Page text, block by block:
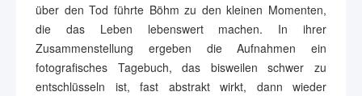
über den Tod führte Böhm zu den kleinen Momenten,
die das Leben lebenswert machen. In ihrer
Zusammenstellung ergeben die Aufnahmen ein
fotografisches Tagebuch, das bisweilen schwer zu
entschlüsseln ist, fast abstrakt wirkt, dann wieder